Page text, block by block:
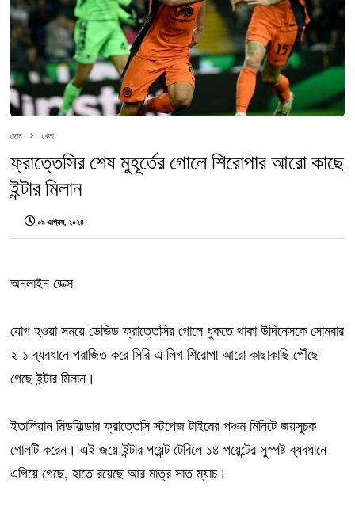
হোম খেলা
ফ্রাত্তেসির শেষ মুহূর্তের গোলে শিরোপার আরো কাছে
ইন্টার মিলান
০৯ এপ্রিল, ২০২৪
অনলাইন ডেক্স
যোগ হওয়া সময়ে ডেভিড ফ্রাত্তেসির গোলে ধুকতে থাকা উদিনেসকে সোমবার
২-১ ব্যবধানে পরাজিত করে সিরি-এ লিগ শিরোপা আরো কাছাকাছি পৌঁছে
গেছে ইন্টার মিলান।
ইতালিয়ান মিডফিল্ডার ফ্রাত্তেসি স্টপেজ টাইমের পঞ্চম মিনিটে জয়সূচক
গোলটি করেন। এই জয়ে ইন্টার পয়েন্ট টেবিলে ১৪ পয়েন্টের সুস্পষ্ট ব্যবধানে
এগিয়ে গেছে, হাতে রয়েছে আর মাত্র সাত ম্যাচ।